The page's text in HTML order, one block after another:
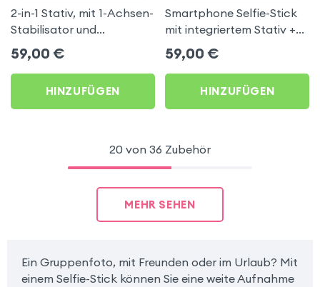
2-in-1 Stativ, mit 1-Achsen-
Stabilisator und
Bluetooth-Fernbedienung,
Q08 - Schwarz
59,00 €
HINZUFÜGEN
Smartphone Selfie-Stick
mit integriertem Stativ +
Bluetooth-Fernbedienung
- Schwarz
59,00 €
HINZUFÜGEN
20 von 36 Zubehör
MEHR SEHEN
Ein Gruppenfoto, mit Freunden oder im Urlaub? Mit
einem Selfie-Stick können Sie eine weite Aufnahme